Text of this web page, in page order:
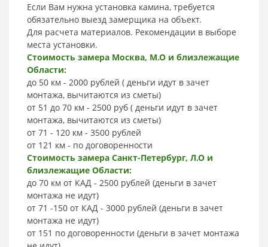
Если Вам нужна установка камина, требуется
обязательно выезд замерщика на объект.
Для расчета материалов. Рекомендации в выборе
места установки.
Стоимость замера Москва, М.О и близлежащие
Области:
до 50 км - 2000 рублей ( деньги идут в зачет
монтажа, вычитаются из сметы)
от 51 до 70 км - 2500 руб ( деньги идут в зачет
монтажа, вычитаются из сметы)
от 71 - 120 км - 3500 рублей
от 121 км - по договоренности
Стоимость замера Санкт-Петербург, Л.О и
близлежащие Области:
до 70 км от КАД - 2500 рублей (деньги в зачет
монтажа не идут)
от 71 -150 от КАД - 3000 рублей (деньги в зачет
монтажа не идут)
от 151 по договоренности (деньги в зачет монтажа